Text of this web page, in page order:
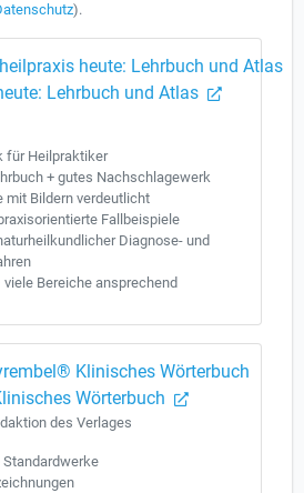
).
Lehrbuch und Atlas
für Heilpraktiker
+ gutes Nachschlagewerk
mit Bildern verdeutlicht
Fallbeispiele
Diagnose- und
Bereiche ansprechend
Wörterbuch
des Verlages